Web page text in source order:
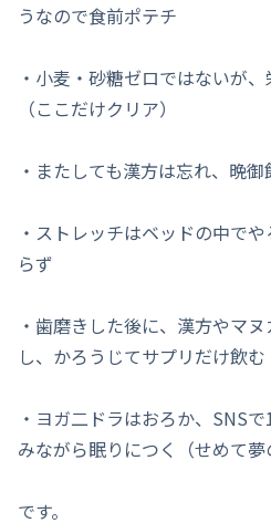
うなので食前ポテチ
・小麦・砂糖ゼロではないが
（ここだけクリア）
・またしても漢方は忘れ、晩
・ストレッチはベッドの中で
らず
・歯磨きした後に、漢方やマ
し、かろうじてサプリだけ飲む
・ヨガ二ドラはおろか、SNS
みながら眠りにつく（せめて夢
です。